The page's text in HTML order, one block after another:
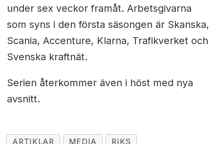
under sex veckor framåt. Arbetsgivarna
som syns i den första säsongen är Skanska,
Scania, Accenture, Klarna, Trafikverket och
Svenska kraftnät.
Serien återkommer även i höst med nya
avsnitt.
ARTIKLAR MEDIA RIKS